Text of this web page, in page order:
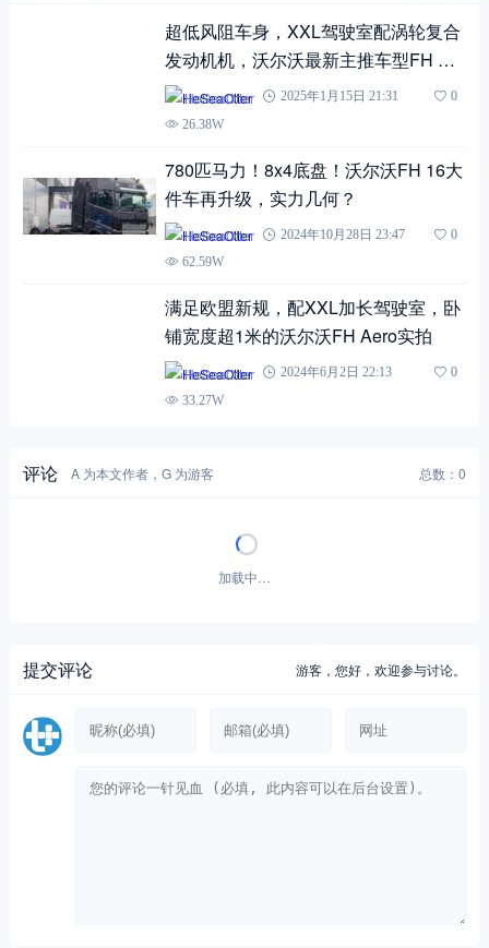
超低风阻车身，XXL驾驶室配涡轮复合
发动机机，沃尔沃最新主推车型FH Aer
o实拍
HeSeaOtter 2025年1月15日 21:31
0
26.38W
780匹马力！8x4底盘！沃尔沃FH 16大
件车再升级，实力几何？
HeSeaOtter 2024年10月28日 23:47
0
62.59W
满足欧盟新规，配XXL加长驾驶室，卧
铺宽度超1米的沃尔沃FH Aero实拍
HeSeaOtter 2024年6月2日 22:13
0
33.27W
评论 A 为本文作者，G 为游客 总数：0
暂无评论！